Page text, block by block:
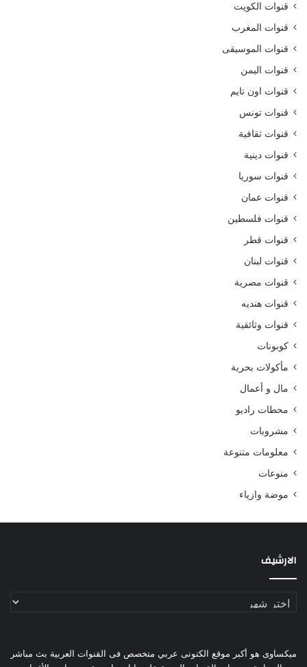
قنوات الكويت
قنوات المغرب
قنوات الموسيقى
قنوات اليمن
قنوات اون تايم
قنوات تونس
قنوات ثقافية
قنوات دينية
قنوات سوريا
قنوات عمان
قنوات فلسطين
قنوات قطر
قنوات لبنان
قنوات مصرية
قنوات هنديه
قنوات وثائقية
كوبونات
مأكولات بحرية
مال و أعمال
محطات راديو
مشروبات
معلومات متنوعة
منوعات
موضة وازياء
الارشيف
الارشيف
ميكساوى هو أكبر موقع الكتونى عربي متخصص فى القنوات العربية بث مباشر